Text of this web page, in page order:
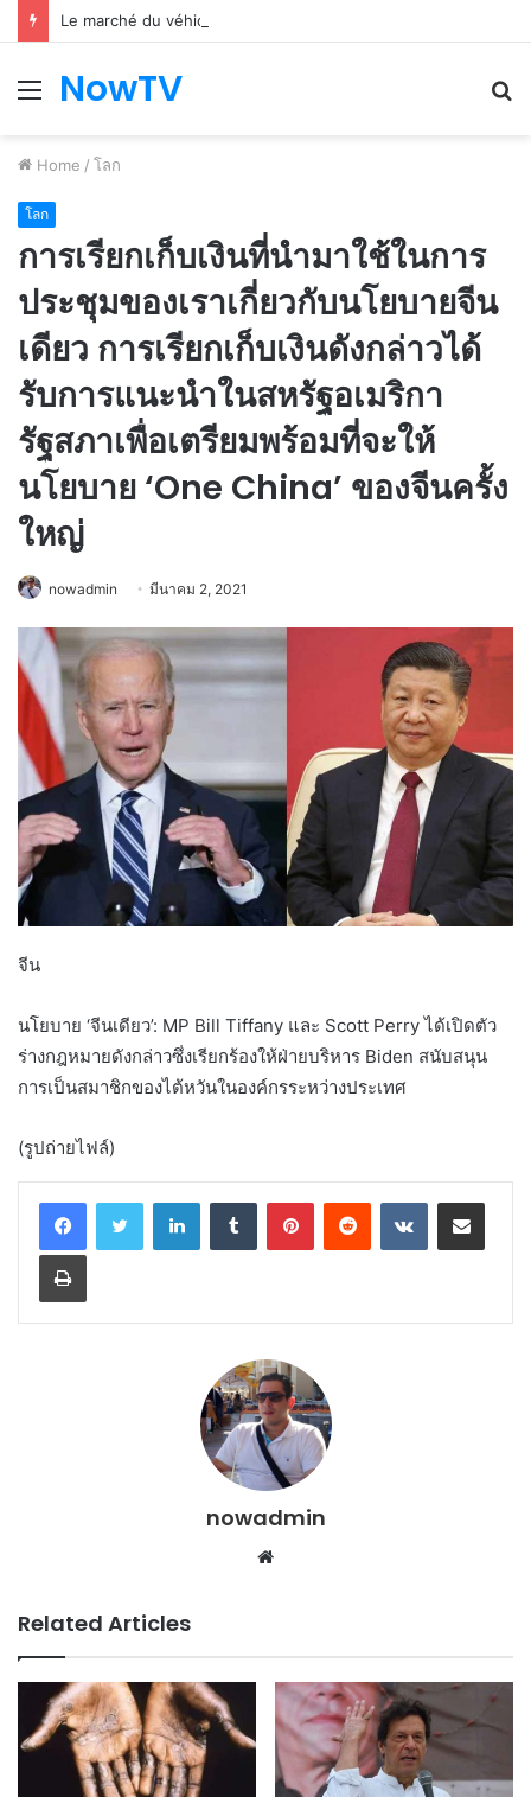
Le marché du véhicule d’occasion en plein essor
Menu
NowTV
Home / โลก
โลก
การเรียกเก็บเงินที่นำมาใช้ในการ
ประชุมของเราเกี่ยวกับนโยบายจีน
เดียว การเรียกเก็บเงินดังกล่าวได้
รับการแนะนำในสหรัฐอเมริกา
รัฐสภาเพื่อเตรียมพร้อมที่จะให้
นโยบาย ‘One China’ ของจีนครั้ง
ใหญ่
nowadmin มีนาคม 2, 2021
จีน
นโยบาย ‘จีนเดียว’: MP Bill Tiffany และ Scott Perry ได้เปิดตัว
ร่างกฎหมายดังกล่าวซึ่งเรียกร้องให้ฝ่ายบริหาร Biden สนับสนุน
การเป็นสมาชิกของไต้หวันในองค์กรระหว่างประเทศ
(รูปถ่ายไฟล์)
LinkedInTumblr PinterestReddit VKontakteShare via Email
Print
nowadmin
Website
Related Articles